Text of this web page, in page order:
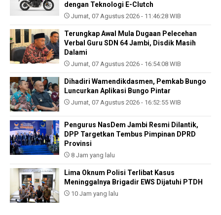
dengan Teknologi E-Clutch
Jumat, 07 Agustus 2026 - 11:46:28 WIB
Terungkap Awal Mula Dugaan Pelecehan
Verbal Guru SDN 64 Jambi, Disdik Masih
Dalami
Jumat, 07 Agustus 2026 - 16:54:08 WIB
Dihadiri Wamendikdasmen, Pemkab Bungo
Luncurkan Aplikasi Bungo Pintar
Jumat, 07 Agustus 2026 - 16:52:55 WIB
Pengurus NasDem Jambi Resmi Dilantik,
DPP Targetkan Tembus Pimpinan DPRD
Provinsi
8 Jam yang lalu
Lima Oknum Polisi Terlibat Kasus
Meninggalnya Brigadir EWS Dijatuhi PTDH
10 Jam yang lalu